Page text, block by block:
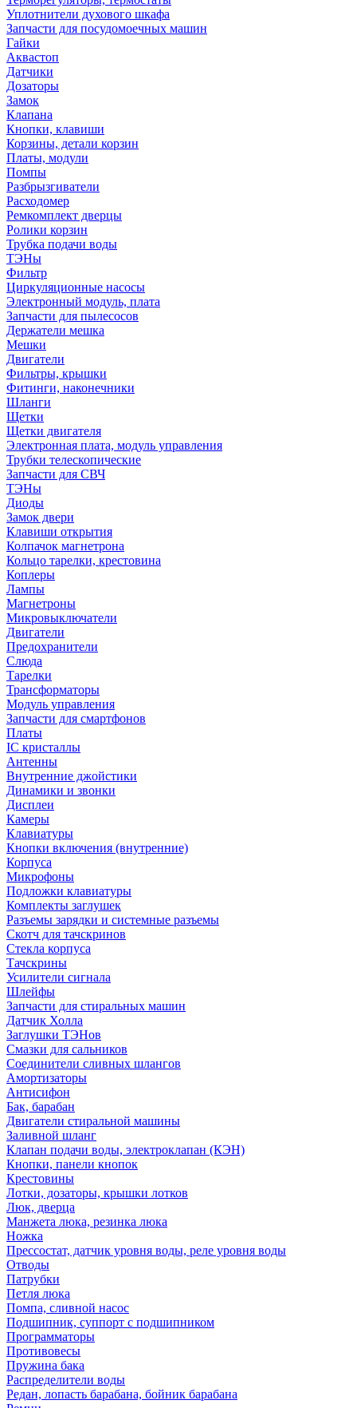
Уплотнители духового шкафа
Запчасти для посудомоечных машин
Гайки
Аквастоп
Датчики
Дозаторы
Замок
Клапана
Кнопки, клавиши
Корзины, детали корзин
Платы, модули
Помпы
Разбрызгиватели
Расходомер
Ремкомплект дверцы
Ролики корзин
Трубка подачи воды
ТЭНы
Фильтр
Циркуляционные насосы
Электронный модуль, плата
Запчасти для пылесосов
Держатели мешка
Мешки
Двигатели
Фильтры, крышки
Фитинги, наконечники
Шланги
Щетки
Щетки двигателя
Электронная плата, модуль управления
Трубки телескопические
Запчасти для СВЧ
ТЭНы
Диоды
Замок двери
Клавиши открытия
Колпачок магнетрона
Кольцо тарелки, крестовина
Коплеры
Лампы
Магнетроны
Микровыключатели
Двигатели
Предохранители
Слюда
Тарелки
Трансформаторы
Модуль управления
Запчасти для смартфонов
Платы
IC кристаллы
Антенны
Внутренние джойстики
Динамики и звонки
Дисплеи
Камеры
Клавиатуры
Кнопки включения (внутренние)
Корпуса
Микрофоны
Подложки клавиатуры
Комплекты заглушек
Разъемы зарядки и системные разъемы
Скотч для тачскринов
Стекла корпуса
Тачскрины
Усилители сигнала
Шлейфы
Запчасти для стиральных машин
Датчик Холла
Заглушки ТЭНов
Смазки для сальников
Соединители сливных шлангов
Амортизаторы
Антисифон
Бак, барабан
Двигатели стиральной машины
Заливной шланг
Клапан подачи воды, электроклапан (КЭН)
Кнопки, панели кнопок
Крестовины
Лотки, дозаторы, крышки лотков
Люк, дверца
Манжета люка, резинка люка
Ножка
Прессостат, датчик уровня воды, реле уровня воды
Отводы
Патрубки
Петля люка
Помпа, сливной насос
Подшипник, суппорт с подшипником
Программаторы
Противовесы
Пружина бака
Распределители воды
Редан, лопасть барабана, бойник барабана